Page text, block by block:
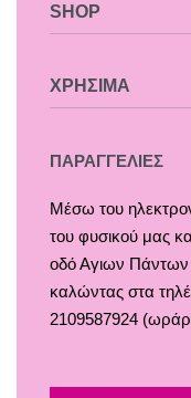
SHOP
Χαλιά
Γκαζόν
Δάπεδα
Τοίχος
ΧΡΗΣΙΜΑ
Τρόποι Πληρωμής
Επιστροφές
Οροι και
Προστασία
ΠΑΡΑΓΓΕΛΙΕΣ
Μέσω του
του φυσικού μας
οδό Αγιων Πάντων
καλώντας στα
2109587924